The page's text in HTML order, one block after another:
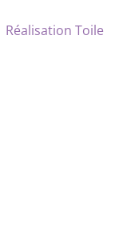
Réalisation Toile